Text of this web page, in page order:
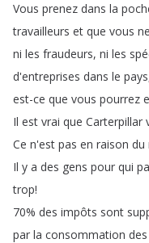
Vous prenez dans la
travailleurs et que vous ne
ni les fraudeurs, ni les
d'entreprises dans le pays
est-ce que vous pourrez
Il est vrai que Carterpillar
Ce n'est pas en raison du
Il y a des gens pour qui
trop!
70% des impôts sont
par la consommation des